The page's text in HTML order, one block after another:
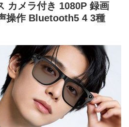
カメラ付き 1080P 録画
操作 Bluetooth5 4 3種